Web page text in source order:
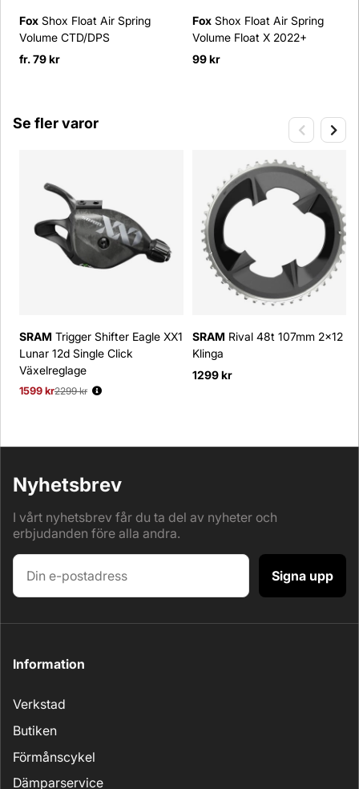
Fox Shox Float Air Spring
Volume CTD/DPS
fr. 79 kr
Fox Shox Float Air Spring
Volume Float X 2022+
99 kr
Se fler varor
SRAM Trigger Shifter Eagle XX1
Lunar 12d Single Click
Växelreglage
1599 kr
Ordinarie pris:
2299 kr
SRAM Rival 48t 107mm 2x12
Klinga
1299 kr
Nyhetsbrev
I vårt nyhetsbrev får du ta del av nyheter och
erbjudanden före alla andra.
Signa upp
Information
Verkstad
Butiken
Förmånscykel
Dämparservice